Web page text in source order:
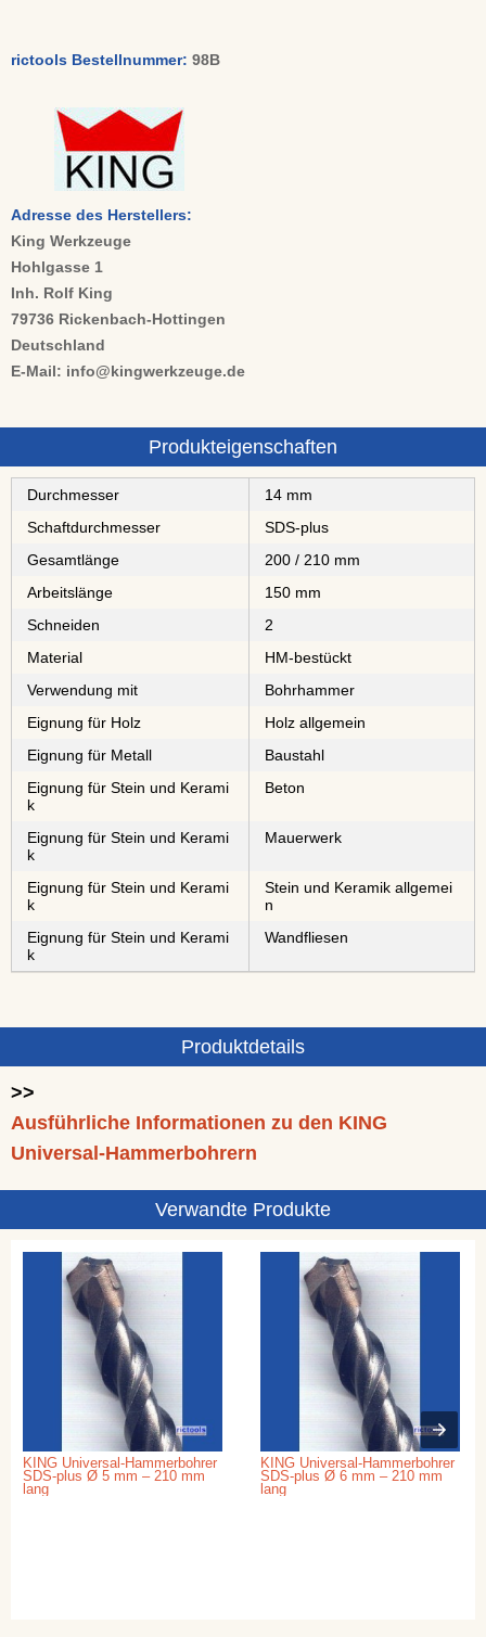
rictools Bestellnummer: 98B
Adresse des Herstellers:
King Werkzeuge
Hohlgasse 1
Inh. Rolf King
79736 Rickenbach-Hottingen
Deutschland
E-Mail: info@kingwerkzeuge.de
Produkteigenschaften
Durchmesser
14 mm
Schaftdurchmesser
SDS-plus
Gesamtlänge
200 / 210 mm
Arbeitslänge
150 mm
Schneiden
2
Material
⁠⁠⁠⁠⁠⁠⁠⁠HM-bestückt
Verwendung mit
Bohrhammer
Eignung für Holz
Holz allgemein
Eignung für Metall
⁠⁠⁠⁠⁠⁠Baustahl
Eignung für Stein und Kerami
k
Beton
Eignung für Stein und Kerami
k
Mauerwerk
Eignung für Stein und Kerami
k
Stein und Keramik allgemei
n
Eignung für Stein und Kerami
k
Wandfliesen
Produktdetails
>>
Ausführliche Informationen zu den KING
Universal-Hammerbohrern
Verwandte Produkte
KING Universal-Hammerbohrer
SDS-plus Ø 5 mm – 210 mm
lang
KING Universal-Hammerbohrer
SDS-plus Ø 6 mm – 210 mm
lang